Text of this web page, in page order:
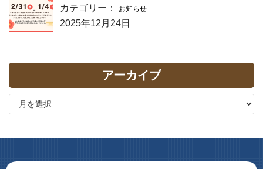
カテゴリー：
お知らせ
2025年12月24日
アーカイブ